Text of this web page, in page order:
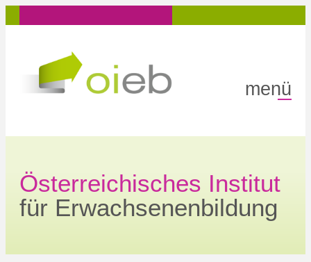
menü
Österreichisches Institut
für Erwachsenenbildung